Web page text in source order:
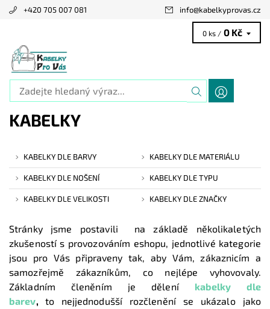
+420 705 007 081 info@kabelkyprovas.cz
0 ks / 0 Kč
KABELKY
KABELKY DLE BARVY KABELKY DLE MATERIÁLU
KABELKY DLE NOŠENÍ KABELKY DLE TYPU
KABELKY DLE VELIKOSTI KABELKY DLE ZNAČKY
Stránky jsme postavili na základě několikaletých
zkušeností s provozováním eshopu, jednotlivé kategorie
jsou pro Vás připraveny tak, aby Vám, zákaznicím a
samozřejmě zákazníkům, co nejlépe vyhovovaly.
Základním členěním je dělení kabelky dle
barev, to nejjednodušší rozčlenění se ukázalo jako